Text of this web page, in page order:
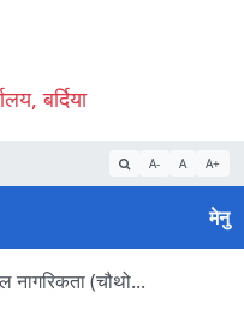
बर्दिया
A- A A+
मेनु
नागरिकता (चौथो...